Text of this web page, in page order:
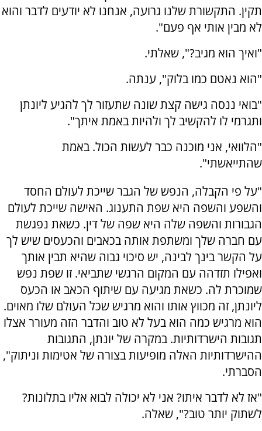
תקין. התקשורת שלנו גרועה, אנחנו לא יודעים לדבר והוא
לא מבין אותי אף פעם".
"ואיך הוא מגיב?", שאלתי.
"הוא נאטם כמו בלוק", ענתה.
"בואי ננסה גישה קצת שונה שתעזור לך להגיע ליונתן
ותגרמי לו להקשיב לך ולהיות באמת איתך".
"הלוואי, אני מוכנה כבר לעשות הכול. באמת
שהתייאשתי".
"על פי הקבלה, הנפש של הגבר שייכת לעולם החסד
והשפע והשפה היא שפת התענוג. האישה שייכת לעולם
הגבורות והשפה שלה היא שפה של דין. כשאת נפגשת
עם חברה שלך ומשתפת אותה בכאבים והכעסים שיש לך
על הקשר בינך לבינה, יש סיכוי גבוה שהיא תבין אותך
ואפילו תזדהה עם המקום הרגשי שתביאי. זו שפת נפש
שמוכרת לה. כשאת מגיעה עם שיתוף הכאב או הכעס
ליונתן, זה מכווץ אותו והוא מרגיש שכל העולם שלו מאוים.
הוא מרגיש כמה הוא בעל לא טוב והדבר הזה מעורר אצלו
תגובות הישרדותיות. במקרה של יונתן, התגובות
ההישרדותיות האלה מופיעות בצורה של אטימות וניתוק",
הסברתי.
"אז לא לדבר איתו? אני לא יכולה לבוא אליו בתלונות?
לשתוק יותר טוב?", שאלה.